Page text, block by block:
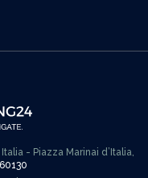
- Piazza Marinai d’Italia,